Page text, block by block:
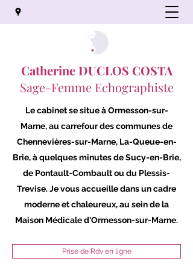
Catherine DUCLOS COSTA
Sage-Femme Echographiste
Le cabinet se situe à Ormesson-sur-
Marne, au carrefour des communes de
Chennevières-sur-Marne, La-Queue-en-
Brie, à quelques minutes de Sucy-en-Brie,
de Pontault-Combault ou du Plessis-
Trevise. Je vous accueille dans un cadre
moderne et chaleureux, au sein de la
Maison Médicale d'Ormesson-sur-Marne.
Prise de Rdv en ligne